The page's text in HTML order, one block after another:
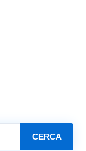
CERCA